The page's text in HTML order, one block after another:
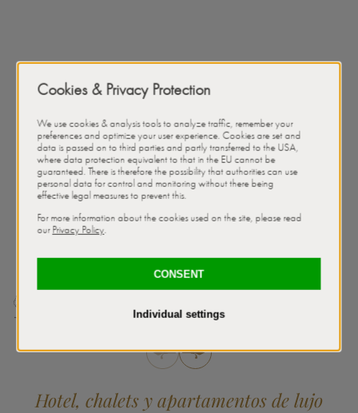
Hotel, chalets y apartamentos de lujo